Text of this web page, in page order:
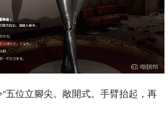
五位立腳尖。敞開式。手臂抬起，再